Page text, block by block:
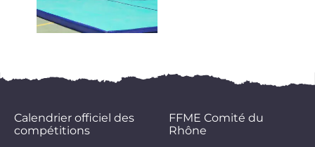
Calendrier officiel des
compétitions
FFME Comité du
Rhône